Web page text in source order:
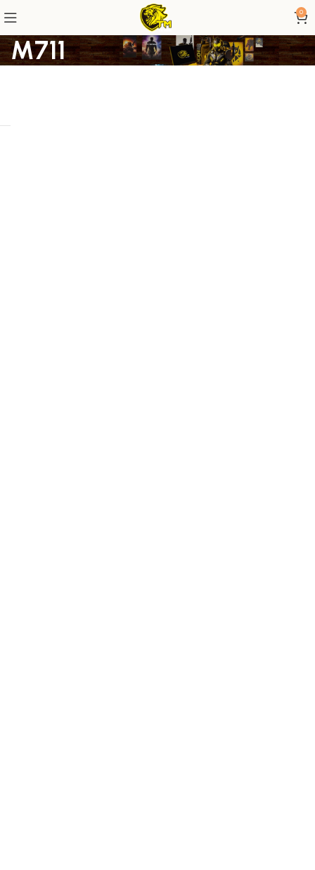
0
M711